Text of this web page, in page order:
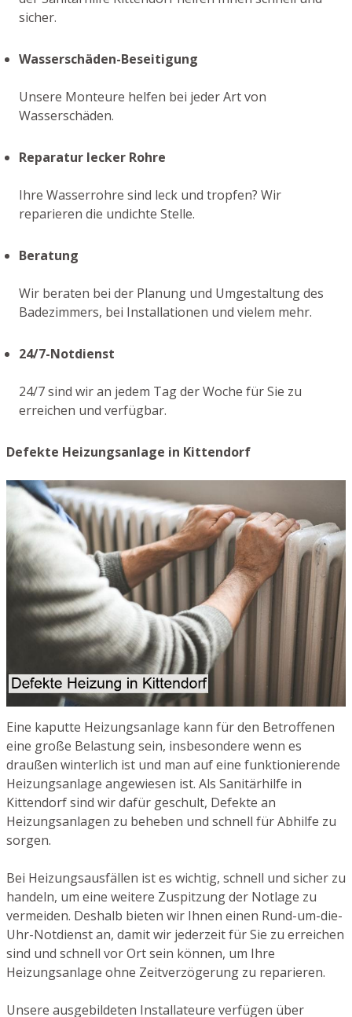
sicher.
Wasserschäden-Beseitigung
Unsere Monteure helfen bei jeder Art von
Wasserschäden.
Reparatur lecker Rohre
Ihre Wasserrohre sind leck und tropfen? Wir
reparieren die undichte Stelle.
Beratung
Wir beraten bei der Planung und Umgestaltung des
Badezimmers, bei Installationen und vielem mehr.
24/7-Notdienst
24/7 sind wir an jedem Tag der Woche für Sie zu
erreichen und verfügbar.
Defekte Heizungsanlage in Kittendorf
Eine kaputte Heizungsanlage kann für den Betroffenen
eine große Belastung sein, insbesondere wenn es
draußen winterlich ist und man auf eine funktionierende
Heizungsanlage angewiesen ist. Als Sanitärhilfe in
Kittendorf sind wir dafür geschult, Defekte an
Heizungsanlagen zu beheben und schnell für Abhilfe zu
sorgen.
Bei Heizungsausfällen ist es wichtig, schnell und sicher zu
handeln, um eine weitere Zuspitzung der Notlage zu
vermeiden. Deshalb bieten wir Ihnen einen Rund-um-die-
Uhr-Notdienst an, damit wir jederzeit für Sie zu erreichen
sind und schnell vor Ort sein können, um Ihre
Heizungsanlage ohne Zeitverzögerung zu reparieren.
Unsere ausgebildeten Installateure verfügen über